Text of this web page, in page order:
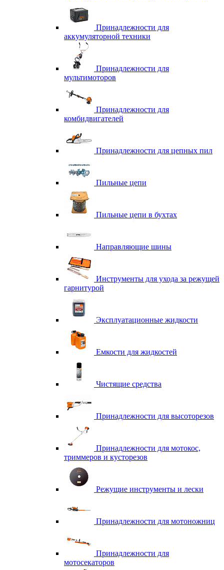
Принадлежности для
аккумуляторной техники
Принадлежности для
мультимоторов
Принадлежности для
комбидвигателей
Принадлежности для цепных пил
Пильные цепи
Пильные цепи в бухтах
Направляющие шины
Инструменты для ухода за режущей
гарнитурой
Эксплуатационные жидкости
Емкости для жидкостей
Чистящие средства
Принадлежности для высоторезов
Принадлежности для мотокос,
триммеров и кусторезов
Режущие инструменты и лески
Принадлежности для мотоножниц
Принадлежности для
мотосекаторов